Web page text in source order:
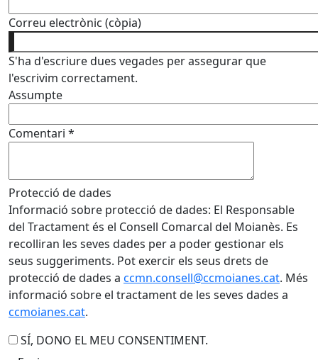
Correu electrònic (còpia)
S'ha d'escriure dues vegades per assegurar que
l'escrivim correctament.
Assumpte
Comentari *
Protecció de dades
Informació sobre protecció de dades: El Responsable
del Tractament és el Consell Comarcal del Moianès. Es
recolliran les seves dades per a poder gestionar els
seus suggeriments. Pot exercir els seus drets de
protecció de dades a ccmn.consell@ccmoianes.cat. Més
informació sobre el tractament de les seves dades a
ccmoianes.cat.
SÍ, DONO EL MEU CONSENTIMENT.